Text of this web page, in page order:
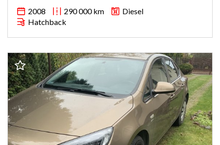
2008 290 000 km
Diesel
Hatchback